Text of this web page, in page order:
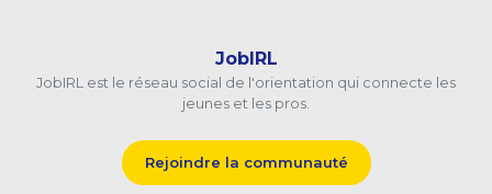
JobIRL
JobIRL est le réseau social de l'orientation qui connecte les
jeunes et les pros.
Rejoindre la communauté